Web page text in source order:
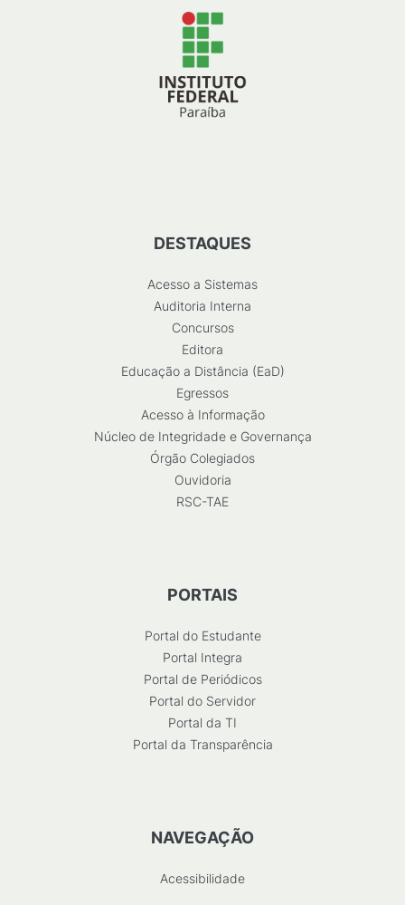
DESTAQUES
Acesso a Sistemas
Auditoria Interna
Concursos
Editora
Educação a Distância (EaD)
Egressos
Acesso à Informação
Núcleo de Integridade e Governança
Órgão Colegiados
Ouvidoria
RSC-TAE
PORTAIS
Portal do Estudante
Portal Integra
Portal de Periódicos
Portal do Servidor
Portal da TI
Portal da Transparência
NAVEGAÇÃO
Acessibilidade